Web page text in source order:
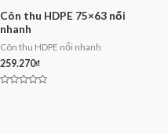
Côn thu HDPE 75×63 nối
nhanh
Côn thu HDPE nối nhanh
259.270₫